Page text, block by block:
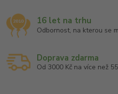
16 let na trhu
Odbornost, na kterou se
Doprava zdarma
Od 3000 Kč na více než